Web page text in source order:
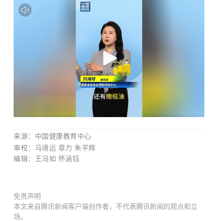
来源：中国健康教育中心
审校：马境远 章力 朱平辉
编辑：王冯如 怀涵钰
免责声明
本文来自腾讯新闻客户端创作者，不代表腾讯新闻的观点和立
场。